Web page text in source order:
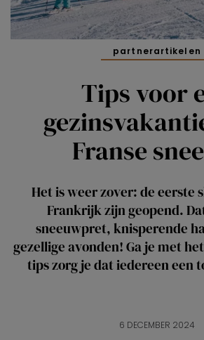
partnerartikelen
Tips voor
Franse
Het is weer zover: de eerste
Frankrijk zijn geopend.
sneeuwpret, knisperende
gezellige avonden! Ga je met
tips zorg je dat iedereen een
6 DECEMBER 2024